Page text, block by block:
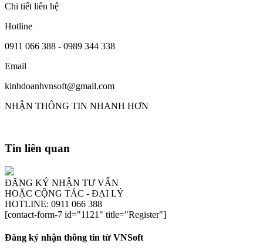
Chi tiết liên hệ
Hotline
0911 066 388 - 0989 344 338
Email
kinhdoanhvnsoft@gmail.com
NHẬN THÔNG TIN NHANH HƠN
Tin liên quan
ĐĂNG KÝ NHẬN TƯ VẤN
HOẶC CỘNG TÁC - ĐẠI LÝ
HOTLINE: 0911 066 388
[contact-form-7 id="1121" title="Register"]
Đăng ký nhận thông tin từ VNSoft